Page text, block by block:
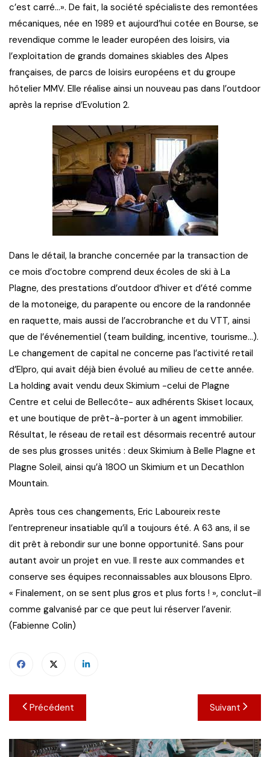
c’est carré…». De fait, la société spécialiste des remontées
mécaniques, née en 1989 et aujourd’hui cotée en Bourse, se
revendique comme le leader européen des loisirs, via
l’exploitation de grands domaines skiables des Alpes
françaises, de parcs de loisirs européens et du groupe
hôtelier MMV. Elle réalise ainsi un nouveau pas dans l’outdoor
après la reprise d’Evolution 2.
Dans le détail, la branche concernée par la transaction de
ce mois d’octobre comprend deux écoles de ski à La
Plagne, des prestations d’outdoor d’hiver et d’été comme
de la motoneige, du parapente ou encore de la randonnée
en raquette, mais aussi de l’accrobranche et du VTT, ainsi
que de l’événementiel (team building, incentive, tourisme…).
Le changement de capital ne concerne pas l’activité retail
d’Elpro, qui avait déjà bien évolué au milieu de cette année.
La holding avait vendu deux Skimium -celui de Plagne
Centre et celui de Bellecôte- aux adhérents Skiset locaux,
et une boutique de prêt-à-porter à un agent immobilier.
Résultat, le réseau de retail est désormais recentré autour
de ses plus grosses unités : deux Skimium à Belle Plagne et
Plagne Soleil, ainsi qu’à 1800 un Skimium et un Decathlon
Mountain.
Après tous ces changements, Eric Laboureix reste
l’entrepreneur insatiable qu’il a toujours été. A 63 ans, il se
dit prêt à rebondir sur une bonne opportunité. Sans pour
autant avoir un projet en vue. Il reste aux commandes et
conserve ses équipes reconnaissables aux blousons Elpro.
« Finalement, on se sent plus gros et plus forts ! », conclut-il
comme galvanisé par ce que peut lui réserver l’avenir.
(Fabienne Colin)
Navigation
de
l’article
Précédent Suivant